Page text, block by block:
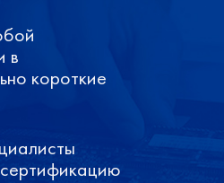
в
короткие